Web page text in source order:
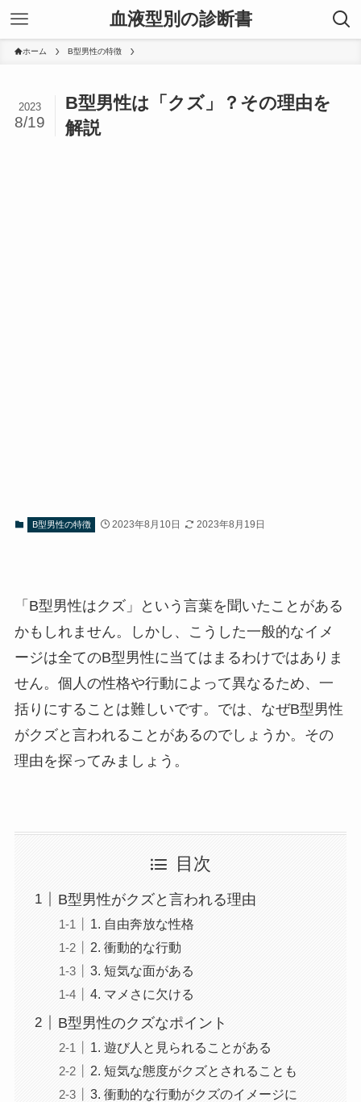
血液型別の診断書
ホーム B型男性の特徴
B型男性は「クズ」？その理由を
解説
2023
8/19
B型男性の特徴 2023年8月10日 2023年8月19日
「B型男性はクズ」という言葉を聞いたことがある
かもしれません。しかし、こうした一般的なイメ
ージは全てのB型男性に当てはまるわけではありま
せん。個人の性格や行動によって異なるため、一
括りにすることは難しいです。では、なぜB型男性
がクズと言われることがあるのでしょうか。その
理由を探ってみましょう。
目次
B型男性がクズと言われる理由
1. 自由奔放な性格
2. 衝動的な行動
3. 短気な面がある
4. マメさに欠ける
B型男性のクズなポイント
1. 遊び人と見られることがある
2. 短気な態度がクズとされることも
3. 衝動的な行動がクズのイメージに